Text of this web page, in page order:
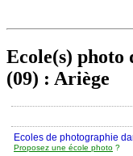
Ecole(s) photo
(09) : Ariège
Ecoles de photographie
Proposez une école photo ?